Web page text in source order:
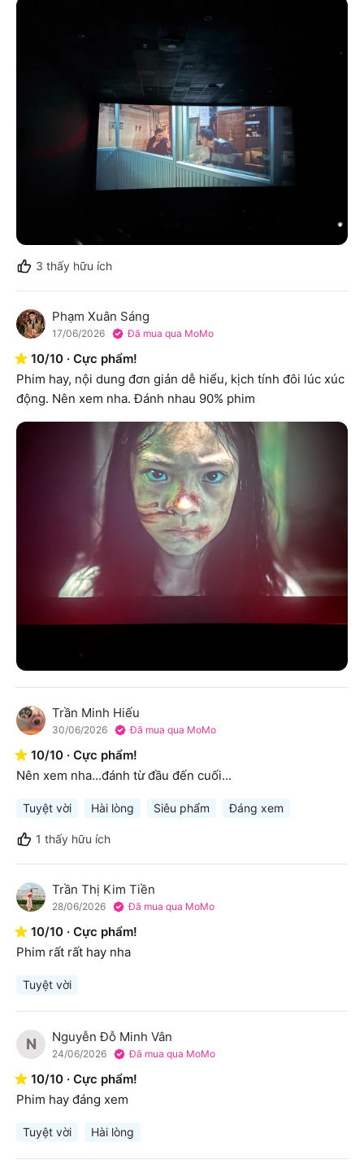
3 thấy hữu ích
P Phạm Xuân Sáng
17/06/2026 Đã mua qua MoMo
10/10 · Cực phẩm!
Phim hay, nội dung đơn giản dễ hiểu, kịch tính đôi lúc xúc
động. Nên xem nha. Đánh nhau 90% phim
T Trần Minh Hiếu
30/06/2026 Đã mua qua MoMo
10/10 · Cực phẩm!
Nên xem nha...đánh từ đầu đến cuối...
Tuyệt vời Hài lòng Siêu phẩm Đáng xem
1 thấy hữu ích
T Trần Thị Kim Tiền
28/06/2026 Đã mua qua MoMo
10/10 · Cực phẩm!
Phim rất rất hay nha
Tuyệt vời
N Nguyễn Đỗ Minh Vân
24/06/2026 Đã mua qua MoMo
10/10 · Cực phẩm!
Phim hay đáng xem
Tuyệt vời Hài lòng